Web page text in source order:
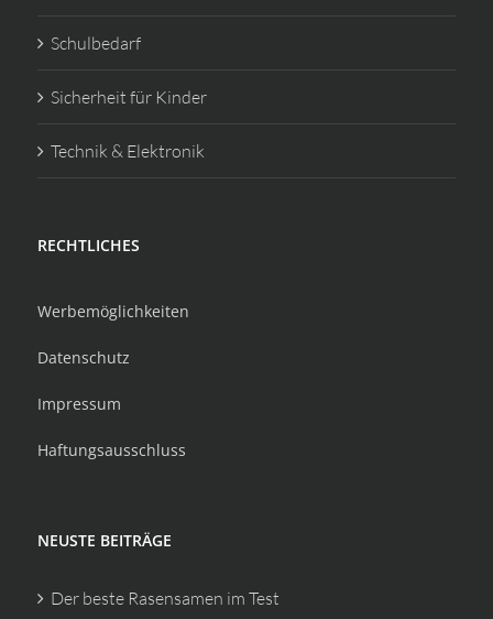
Schulbedarf
Sicherheit für Kinder
Technik & Elektronik
RECHTLICHES
Werbemöglichkeiten
Datenschutz
Impressum
Haftungsausschluss
NEUSTE BEITRÄGE
Der beste Rasensamen im Test